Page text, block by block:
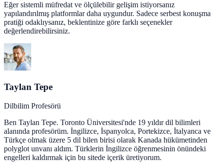
Eğer sistemli müfredat ve ölçülebilir gelişim istiyorsanız
yapılandırılmış platformlar daha uygundur. Sadece serbest konuşma
pratiği odaklıysanız, beklentinize göre farklı seçenekler
değerlendirebilirsiniz.
Taylan Tepe
Dilbilim Profesörü
Ben Taylan Tepe. Toronto Üniversitesi'nde 19 yıldır dil bilimleri
alanında profesörüm. İngilizce, İspanyolca, Portekizce, İtalyanca ve
Türkçe olmak üzere 5 dil bilen birisi olarak Kanada hükümetinden
polyglot unvanı aldım. Türklerin İngilizce öğrenmesinin önündeki
engelleri kaldırmak için bu sitede içerik üretiyorum.